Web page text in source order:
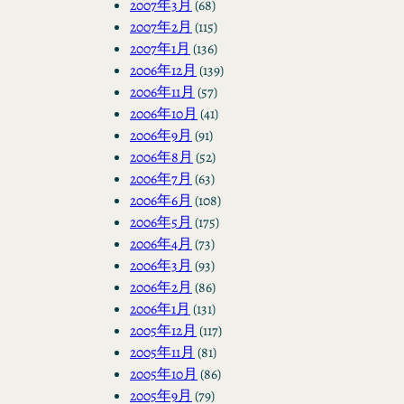
2007年3月 (68)
2007年2月 (115)
2007年1月 (136)
2006年12月 (139)
2006年11月 (57)
2006年10月 (41)
2006年9月 (91)
2006年8月 (52)
2006年7月 (63)
2006年6月 (108)
2006年5月 (175)
2006年4月 (73)
2006年3月 (93)
2006年2月 (86)
2006年1月 (131)
2005年12月 (117)
2005年11月 (81)
2005年10月 (86)
2005年9月 (79)